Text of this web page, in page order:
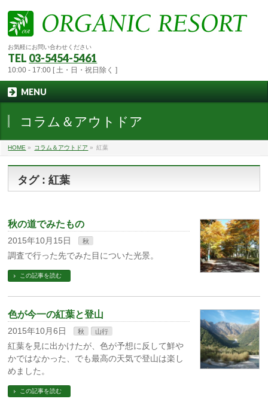
お気軽にお問い合わせください
TEL 03-5454-5461
10:00 - 17:00 [ 土・日・祝日除く ]
MENU
コラム＆アウトドア
HOME » コラム＆アウトドア » 紅葉
タグ : 紅葉
秋の道でみたもの
2015年10月15日 秋
調査で行った先でみた目についた光景。
この記事を読む
色が今一の紅葉と登山
2015年10月6日 秋 山行
紅葉を見に出かけたが、色が予想に反して鮮や
かではなかった、でも最高の天気で登山は楽し
めました。
この記事を読む